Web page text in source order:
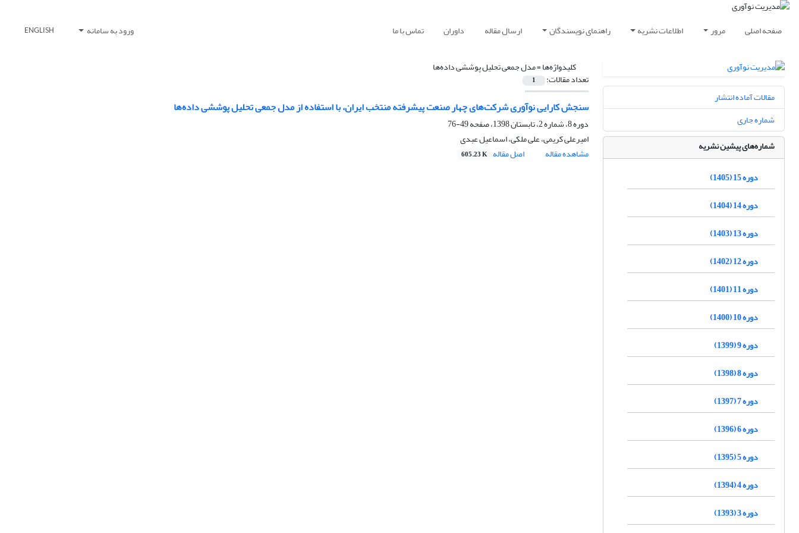
صفحه اصلی مرور اطلاعات نشریه راهنمای نویسندگان ارسال مقاله داوران تماس با ما ورود به سامانه ENGLISH
کلیدواژه‌ها =مدل جمعی تحلیل پوششی داده‌ها
تعداد مقالات: 1
سنجش کارایی نوآوری شرکت‌های چهار صنعت پیشرفته منتخب ایران، با استفاده از مدل جمعی تحلیل پوششی داده‌ها
دوره 8، شماره 2، تابستان 1398، صفحه
49-76
امیرعلی کریمی، علی ملکی، اسماعیل عبدی
مشاهده مقاله
اصل مقاله 605.23 K
مقالات آماده انتشار
شماره جاری
شماره‌های پیشین نشریه
دوره 15 (1405)
دوره 14 (1404)
دوره 13 (1403)
دوره 12 (1402)
دوره 11 (1401)
دوره 10 (1400)
دوره 9 (1399)
دوره 8 (1398)
دوره 7 (1397)
دوره 6 (1396)
دوره 5 (1395)
دوره 4 (1394)
دوره 3 (1393)